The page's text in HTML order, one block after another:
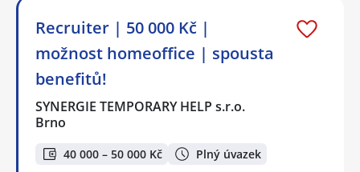
Recruiter | 50 000 Kč |
možnost homeoffice | spousta
benefitů!
SYNERGIE TEMPORARY HELP s.r.o.
Brno
40 000 – 50 000 Kč Plný úvazek